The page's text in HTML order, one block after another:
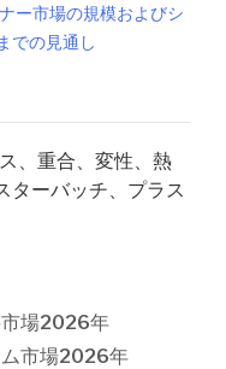
ー市場の規模およびシ
の見通し
、重合、変性、熱
ターバッチ、プラス
市場2026年
市場2026年